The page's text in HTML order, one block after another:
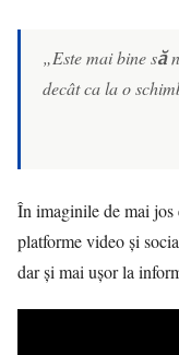
„Este mai bine să
decât ca la o
În imaginile de mai jos
platforme video și
dar și mai ușor la